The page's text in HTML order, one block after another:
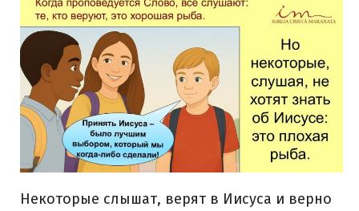
Некоторые слышат, верят в Иисуса и верно